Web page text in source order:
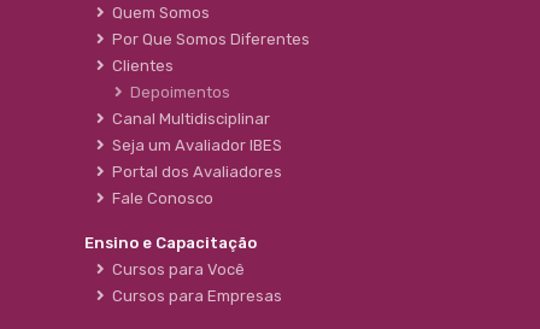
Quem Somos
Por Que Somos Diferentes
Clientes
Depoimentos
Canal Multidisciplinar
Seja um Avaliador IBES
Portal dos Avaliadores
Fale Conosco
Ensino e Capacitação
Cursos para Você
Cursos para Empresas